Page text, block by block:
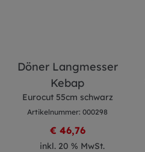
Döner Langmesser
Kebap
Eurocut 55cm schwarz
Artikelnummer: 000298
€ 46,76
inkl. 20 % MwSt.